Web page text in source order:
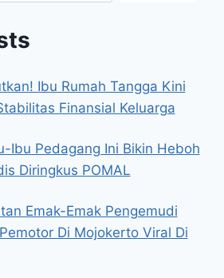
Ibu Rumah Tangga Kini
Finansial Keluarga
Ibu Pedagang Ini Bikin Heboh
Diringkus POMAL
Emak-Emak Pengemudi
Di Mojokerto Viral Di